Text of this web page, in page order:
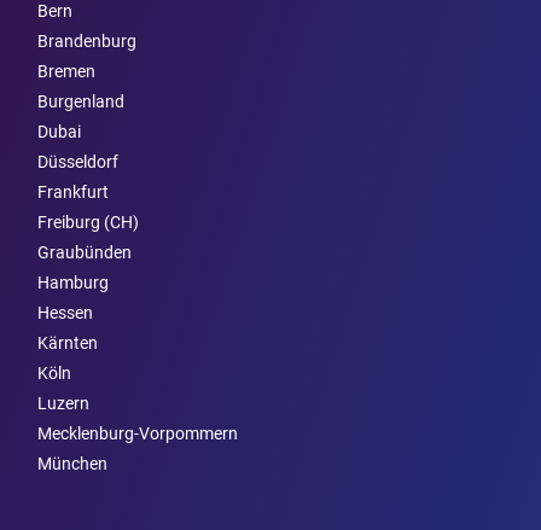
Bern
Brandenburg
Bremen
Burgen­land
Dubai
Düsseldorf
Frankfurt
Freiburg (CH)
Graubünden
Hamburg
Hessen
Kärnten
Köln
Luzern
Mecklenburg-Vorpommern
München